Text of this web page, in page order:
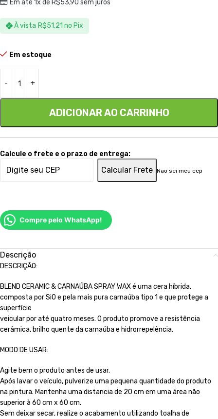
Em até 1x de R$53,90 sem juros
À vista R$51,21 no Pix
Em estoque
ADICIONAR AO CARRINHO
Calcule o frete e o prazo de entrega:
Calcular Frete Não sei meu cep
Compre pelo WhatsApp!
Descrição
DESCRIÇÃO:
BLEND CERAMIC & CARNAÚBA SPRAY WAX é uma cera híbrida,
composta por SiO e pela mais pura carnaúba tipo 1 e que protege a
superfície
veicular por até quatro meses. O produto promove a resistência
cerâmica, brilho quente da carnaúba e hidrorrepelência.
MODO DE USAR:
Agite bem o produto antes de usar.
Após lavar o veículo, pulverize uma pequena quantidade do produto
na pintura. Mantenha uma distancia de 20 cm em uma área não
superior à 60 cm x 60 cm.
Sem deixar secar, realize o acabamento utilizando toalha de